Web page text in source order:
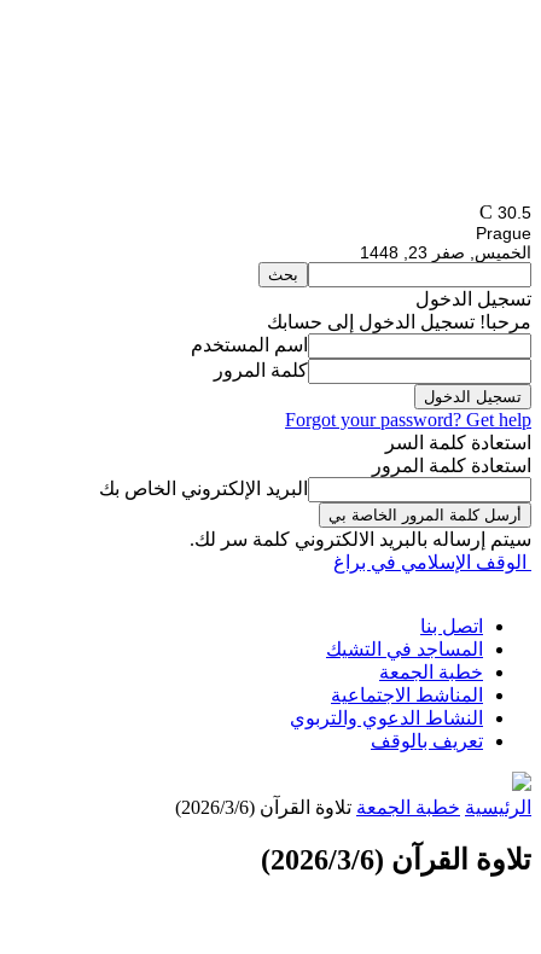
30.5
C
Prague
الخميس, صفر 23, 1448
تسجيل الدخول
مرحبا! تسجيل الدخول إلى حسابك
اسم المستخدم
كلمة المرور
Forgot your password? Get help
استعادة كلمة السر
استعادة كلمة المرور
البريد الإلكتروني الخاص بك
سيتم إرساله بالبريد الالكتروني كلمة سر لك.
الوقف الإسلامي في براغ
اتصل بنا
المساجد في التشيك
خطبة الجمعة
المناشط الاجتماعية
النشاط الدعوي والتربوي
تعريف بالوقف
الرئيسية خطبة الجمعة تلاوة القرآن (2026/3/6)
تلاوة القرآن (2026/3/6)